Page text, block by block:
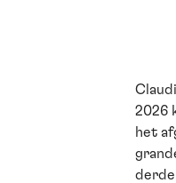
2026
het
derde